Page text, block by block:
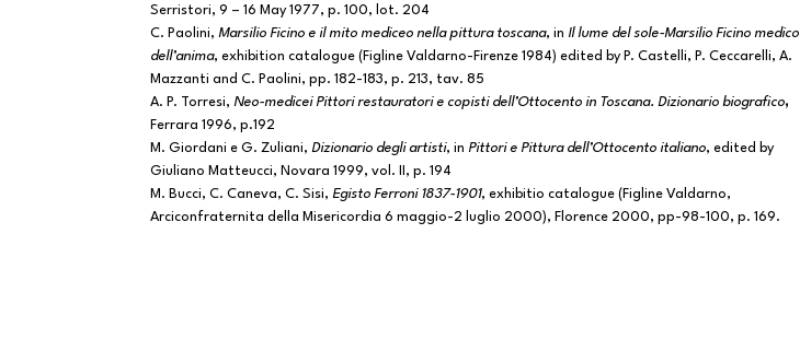
Serristori, 9 – 16 May 1977, p. 100, lot. 204
C. Paolini, Marsilio Ficino e il mito mediceo nella pittura toscana, in Il lume del sole-Marsilio Ficino medico
dell’anima, exhibition catalogue (Figline Valdarno-Firenze 1984) edited by P. Castelli, P. Ceccarelli, A.
Mazzanti and C. Paolini, pp. 182-183, p. 213, tav. 85
A. P. Torresi, Neo-medicei Pittori restauratori e copisti dell’Ottocento in Toscana. Dizionario biografico,
Ferrara 1996, p.192
M. Giordani e G. Zuliani, Dizionario degli artisti, in Pittori e Pittura dell’Ottocento italiano, edited by
Giuliano Matteucci, Novara 1999, vol. II, p. 194
M. Bucci, C. Caneva, C. Sisi, Egisto Ferroni 1837-1901, exhibitio catalogue (Figline Valdarno,
Arciconfraternita della Misericordia 6 maggio-2 luglio 2000), Florence 2000, pp-98-100, p. 169.